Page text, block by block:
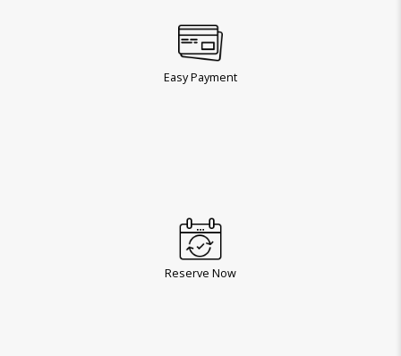
Easy Payment
Reserve Now